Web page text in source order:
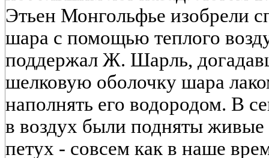
Этьен Монгольфье изобрели
шара с помощью теплого
поддержал Ж. Шарль,
шелковую оболочку шара
наполнять его водородом. В
в воздух были подняты живые
петух - совсем как в наше